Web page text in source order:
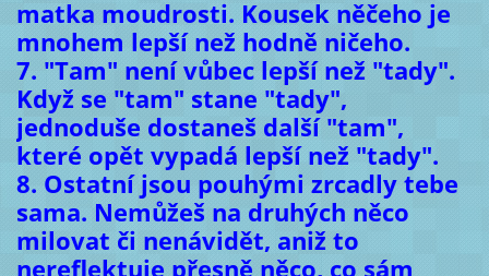
matka moudrosti. Kousek něčeho je
mnohem lepší než hodně ničeho.
7. "Tam" není vůbec lepší než "tady".
Když se "tam" stane "tady",
jednoduše dostaneš další "tam",
které opět vypadá lepší než "tady".
8. Ostatní jsou pouhými zrcadly tebe
sama. Nemůžeš na druhých něco
milovat či nenávidět, aniž to
nereflektuje přesně něco, co sám